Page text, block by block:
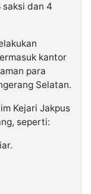
dan 4
kantor
para
Selatan.
Kejari Jakpus
seperti: